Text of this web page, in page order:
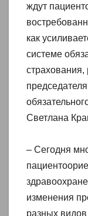
ждут
как
системе
Светлана
– Сегодня
изменения
разных